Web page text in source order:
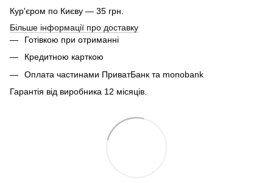
Кур'єром по Києву — 35 грн.
Більше інформації про доставку
Готівкою при отриманні
Кредитною карткою
Оплата частинами ПриватБанк та monobank
Гарантія від виробника 12 місяців.